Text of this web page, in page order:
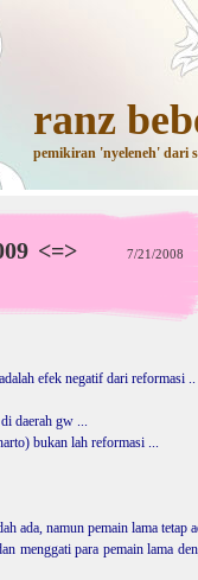
ranz
pemikiran 'nyeleneh' dari
<=>
7/21/2008
efek negatif dari reformasi ..
daerah gw ...
bukan lah reformasi ...
ada, namun pemain lama tetap
menggati para pemain lama